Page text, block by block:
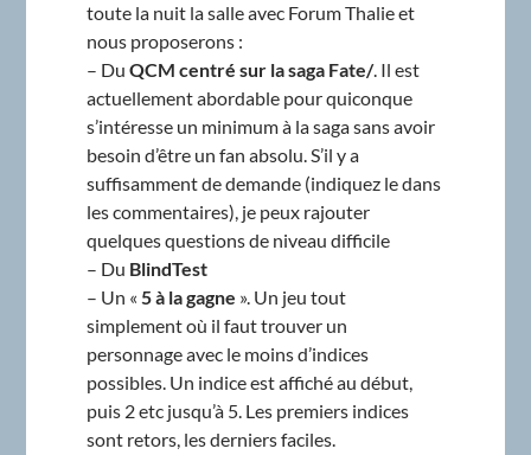
toute la nuit la salle avec Forum Thalie et
nous proposerons :
– Du QCM centré sur la saga Fate/. Il est
actuellement abordable pour quiconque
s’intéresse un minimum à la saga sans avoir
besoin d’être un fan absolu. S’il y a
suffisamment de demande (indiquez le dans
les commentaires), je peux rajouter
quelques questions de niveau difficile
– Du BlindTest
– Un « 5 à la gagne ». Un jeu tout
simplement où il faut trouver un
personnage avec le moins d’indices
possibles. Un indice est affiché au début,
puis 2 etc jusqu’à 5. Les premiers indices
sont retors, les derniers faciles.